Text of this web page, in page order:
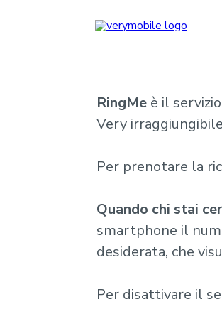
RingMe è il
Very
Per prenotare la
Quando chi stai
smartphone il
desiderata, che
Per disattivare il